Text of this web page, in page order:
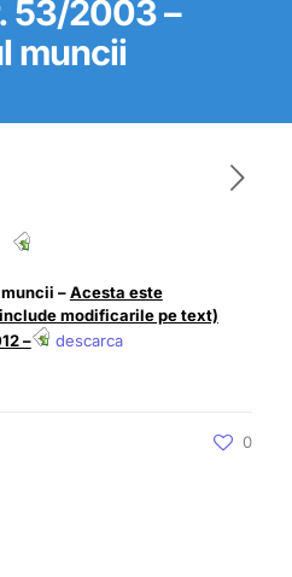
53/2003 –
muncii
–Acesta este
modificarile pe text)
–
descarca
0